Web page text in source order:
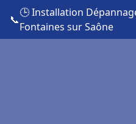
📞
🕒 Installation
Fontaines sur Saône